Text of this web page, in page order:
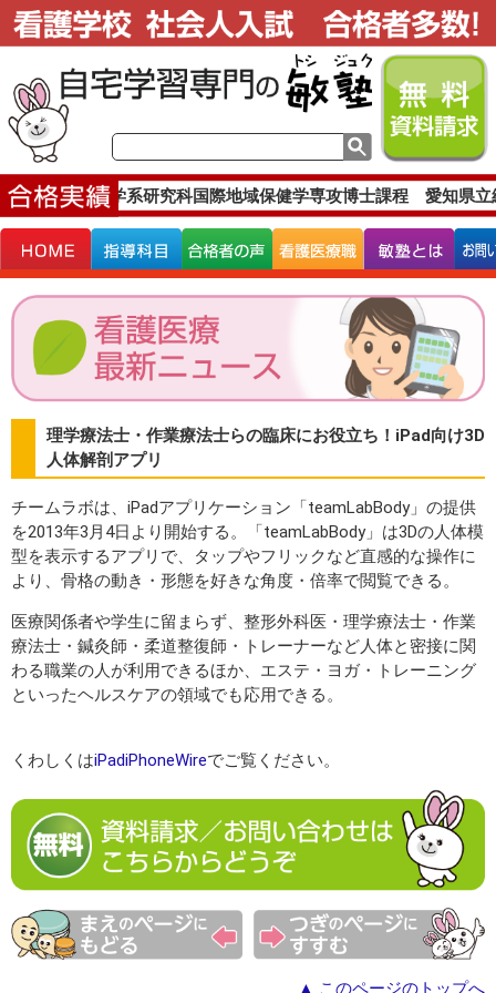
学大学院医学系研究科国際地域保健学専攻博士課程 愛知県
理学療法士・作業療法士らの臨床にお役立ち！iPad向け3D
人体解剖アプリ
チームラボは、iPadアプリケーション「teamLabBody」の提供
を2013年3月4日より開始する。「teamLabBody」は3Dの人体模
型を表示するアプリで、タップやフリックなど直感的な操作に
より、骨格の動き・形態を好きな角度・倍率で閲覧できる。
医療関係者や学生に留まらず、整形外科医・理学療法士・作業
療法士・鍼灸師・柔道整復師・トレーナーなど人体と密接に関
わる職業の人が利用できるほか、エステ・ヨガ・トレーニング
といったヘルスケアの領域でも応用できる。
くわしくはiPadiPhoneWireでご覧ください。
▲ このページのトップへ